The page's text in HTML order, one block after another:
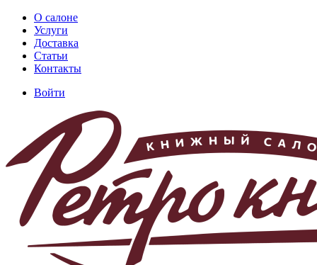
Перейти
основному
содержанию
Основная
навигация
О салоне
Услуги
Доставка
Статьи
Контакты
учётной
записи
пользователя
Войти